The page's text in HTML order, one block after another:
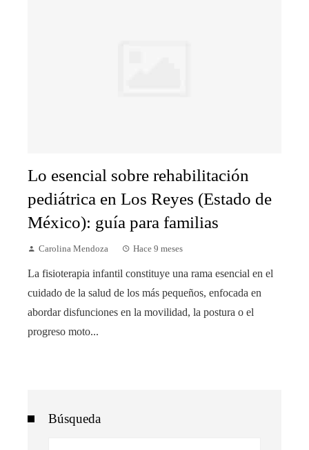
Lo esencial sobre rehabilitación
pediátrica en Los Reyes (Estado de
México): guía para familias
Carolina Mendoza Hace 9 meses
La fisioterapia infantil constituye una rama esencial en el
cuidado de la salud de los más pequeños, enfocada en
abordar disfunciones en la movilidad, la postura o el
progreso moto...
Búsqueda